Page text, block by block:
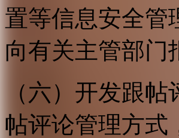
置等信息安全管
向有关主管部门
（六）开发跟
帖评论管理方式